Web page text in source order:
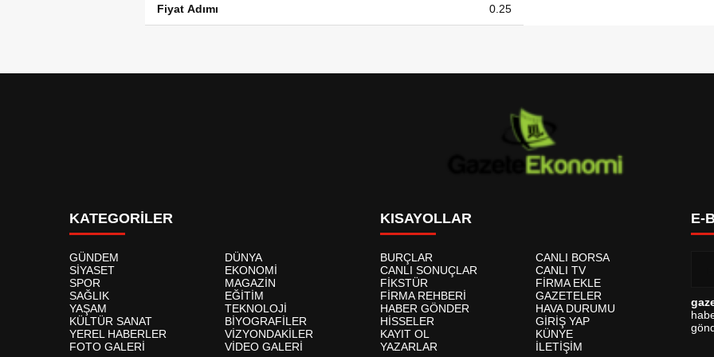
Fiyat Adımı 0.25
KATEGORİLER
GÜNDEM
DÜNYA
SİYASET
EKONOMİ
SPOR
MAGAZİN
SAĞLIK
EĞİTİM
YAŞAM
TEKNOLOJİ
KÜLTÜR SANAT
BİYOGRAFİLER
YEREL HABERLER
VİZYONDAKİLER
FOTO GALERİ
VİDEO GALERİ
KISAYOLLAR
BURÇLAR
CANLI BORSA
CANLI SONUÇLAR
CANLI TV
FİKSTÜR
FİRMA EKLE
FİRMA REHBERİ
GAZETELER
HABER GÖNDER
HAVA DURUMU
HİSSELER
GİRİŞ YAP
KAYIT OL
KÜNYE
YAZARLAR
İLETİŞİM
E-